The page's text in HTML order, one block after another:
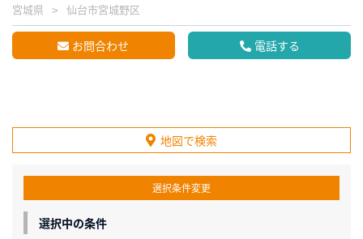
宮城県 仙台市宮城野区
お問合わせ 電話する
地図で検索
選択条件変更
選択中の条件